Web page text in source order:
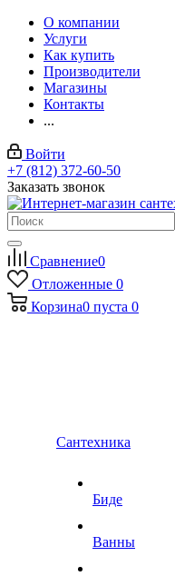
О компании
Услуги
Как купить
Производители
Магазины
Контакты
...
Войти
+7 (812) 372-60-50
Заказать звонок
Сравнение0
Отложенные 0
Корзина0 пуста 0
Сантехника
Биде
Ванны